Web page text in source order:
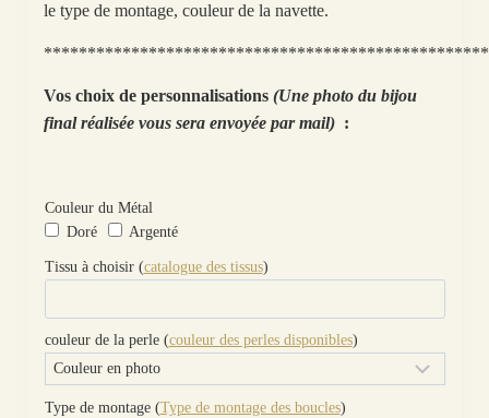
le type de montage, couleur de la navette.
Vos choix de personnalisations (Une photo du bijou
final réalisée vous sera envoyée par mail):
Couleur du Métal
Doré
Argenté
Tissu à choisir (catalogue des tissus)
couleur de la perle (couleur des perles disponibles)
Type de montage (Type de montage des boucles)